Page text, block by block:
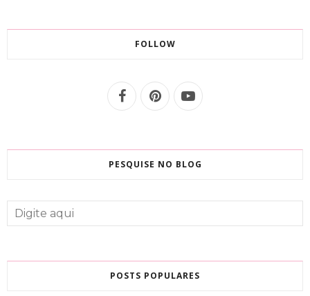
FOLLOW
PESQUISE NO BLOG
POSTS POPULARES